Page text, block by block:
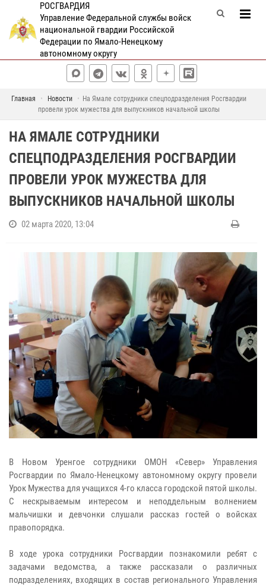
РОСГВАРДИЯ
Управление Федеральной службы войск
национальной гвардии Российской
Федерации по Ямало-Ненецкому
автономному округу
Главная Новости
На Ямале сотрудники спецподразделения Росгвардии
провели урок мужества для выпускников начальной школы
НА ЯМАЛЕ СОТРУДНИКИ
СПЕЦПОДРАЗДЕЛЕНИЯ РОСГВАРДИИ
ПРОВЕЛИ УРОК МУЖЕСТВА ДЛЯ
ВЫПУСКНИКОВ НАЧАЛЬНОЙ ШКОЛЫ
02 марта 2020, 13:04
В Новом Уренгое сотрудники ОМОН «Север» Управления
Росгвардии по Ямало-Ненецкому автономному округу провели
Урок Мужества для учащихся 4-го класса городской пятой школы.
С нескрываемым интересом и неподдельным волнением
мальчишки и девчонки слушали рассказ гостей о войсках
правопорядка.
В ходе урока сотрудники Росгвардии познакомили ребят с
задачами ведомства, а также рассказали о различных
подразделениях, входящих в состав регионального Управления